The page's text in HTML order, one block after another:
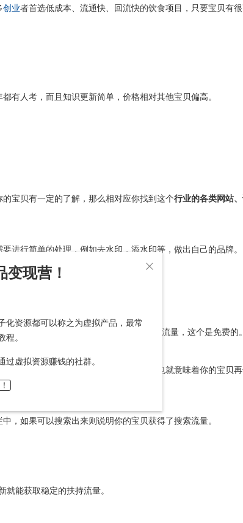
创业者首选低成本、流通快、回流快的饮食项目，只要宝贝有
有人考，而且知识更新简单，价格相对其他宝贝偏高。
宝贝有一定的了解，那么相对应你找到这个行业的各类网站
进行简单的处理，例如去水印，添水印等，做出自己的品牌。
产品而是通过淘宝的搜索排名获取搜索流量，这个是免费的。
销品从搜索引擎资料库里面删除掉。这也就意味着你的宝贝
，如果可以搜索出来则说明你的宝贝获得了搜索流量。
就能获取稳定的扶持流量。

变现营！
化资源都可以称之为虚拟产品，最常
程。
过虚拟资源赚钱的社群。